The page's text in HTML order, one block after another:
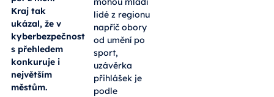
Kraj tak
ukázal, že v
kyberbezpečnosti
s přehledem
konkuruje i
největším
městům.
lidé z regionu
napříč obory
od umění po
sport,
uzávěrka
přihlášek je
podle